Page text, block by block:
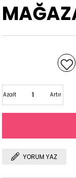
Artır
Azalt
YORUM YAZ